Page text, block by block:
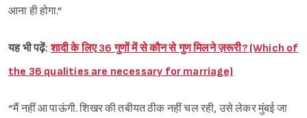
आना ही होगा.”
यह भी पढ़ें:शादी के लिए 36 गुणों में से कौन से गुण मिलने ज़रूरी? (Which of
the 36 qualities are necessary for marriage)
“मैं नहीं आ पाऊंगी. शिखर की तबीयत ठीक नहीं चल रही, उसे लेकर मुंबई जा